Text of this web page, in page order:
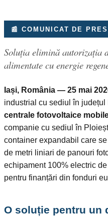
📰 COMUNICAT DE
Soluția elimină autorizația
alimentate cu energie
Iași, România — 25 mai
industrial cu sediul în
centrale fotovoltaice
companie cu sediul în
container expandabil care
de metri liniari de panouri
echipament 100% electric
pentru finanțări din fonduri
O soluție pentru un